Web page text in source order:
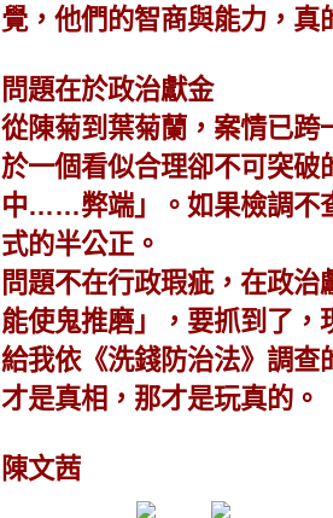
覺，他們的智商與能力，真
問題在於政治獻金
從陳菊到葉菊蘭，案情已跨
於一個看似合理卻不可突
中……弊端」。如果檢調不
式的半公正。
問題不在行政瑕疵，在政
能使鬼推磨」，要抓到了，
給我依《洗錢防治法》調查
才是真相，那才是玩真的。
陳文茜